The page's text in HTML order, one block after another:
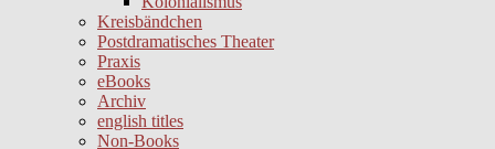
Kreisbändchen
Postdramatisches Theater
Praxis
eBooks
Archiv
english titles
Non-Books